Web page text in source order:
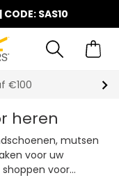
SAS10
heren
mutsen
voor uw
voor